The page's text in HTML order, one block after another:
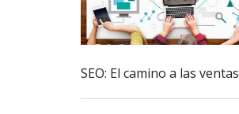
SEO: El camino a las ventas